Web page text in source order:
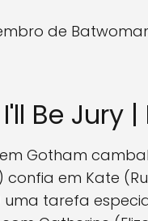
de
Be Jury
tem Gotham
em Kate
tarefa